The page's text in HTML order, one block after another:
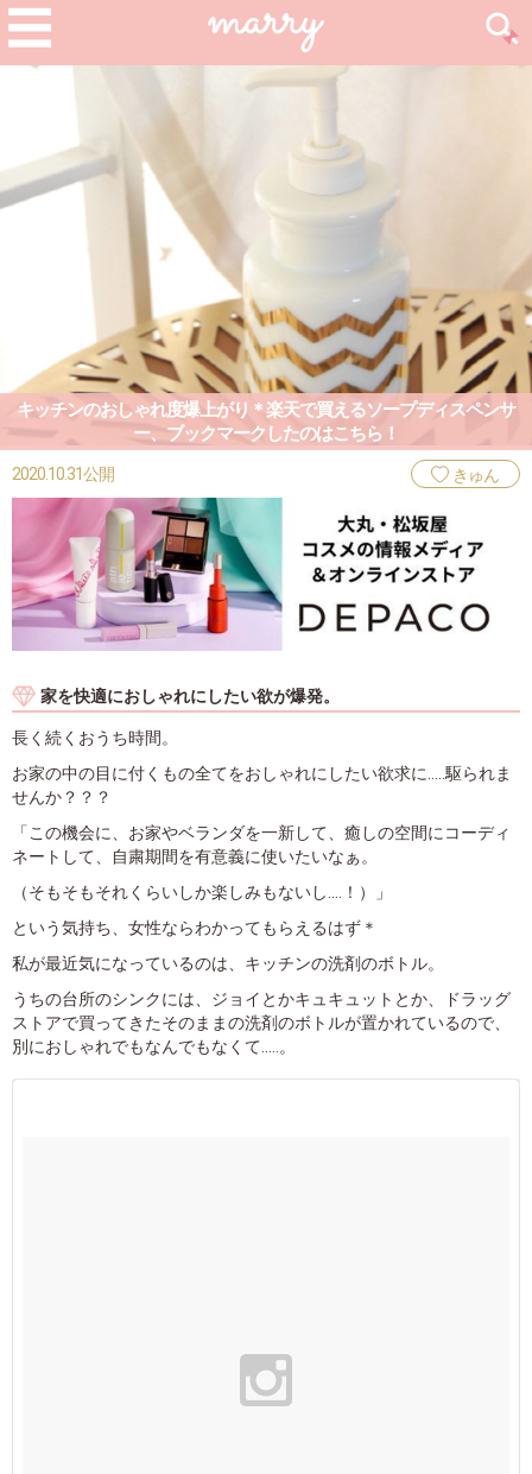
キッチンのおしゃれ度爆上がり＊楽天で買えるソープディスペンサ
ー、ブックマークしたのはこちら！
2020.10.31公開 きゅん
家を快適におしゃれにしたい欲が爆発。
長く続くおうち時間。
お家の中の目に付くもの全てをおしゃれにしたい欲求に.....駆られま
せんか？？？
「この機会に、お家やベランダを一新して、癒しの空間にコーディ
ネートして、自粛期間を有意義に使いたいなぁ。
（そもそもそれくらいしか楽しみもないし....！）」
という気持ち、女性ならわかってもらえるはず＊
私が最近気になっているのは、キッチンの洗剤のボトル。
うちの台所のシンクには、ジョイとかキュキュットとか、ドラッグ
ストアで買ってきたそのままの洗剤のボトルが置かれているので、
別におしゃれでもなんでもなくて.....。